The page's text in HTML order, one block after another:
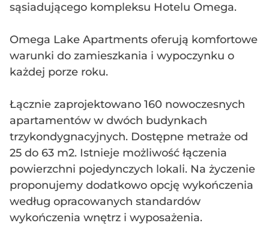
sąsiadującego kompleksu Hotelu Omega.
Omega Lake Apartments oferują komfortowe
warunki do zamieszkania i wypoczynku o
każdej porze roku.
Łącznie zaprojektowano 160 nowoczesnych
apartamentów w dwóch budynkach
trzykondygnacyjnych. Dostępne metraże od
25 do 63 m2. Istnieje możliwość łączenia
powierzchni pojedynczych lokali. Na życzenie
proponujemy dodatkowo opcję wykończenia
według opracowanych standardów
wykończenia wnętrz i wyposażenia.